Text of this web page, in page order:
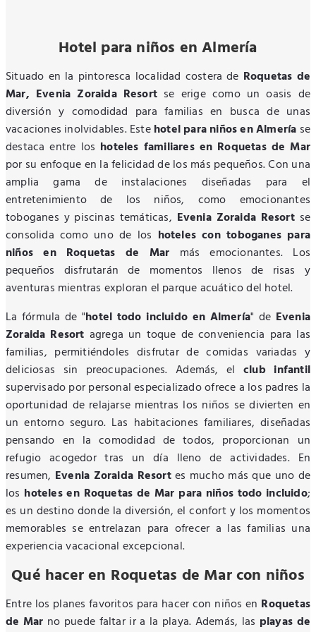
Hotel para niños en Almería
Situado en la pintoresca localidad costera de Roquetas de
Mar, Evenia Zoraida Resort se erige como un oasis de
diversión y comodidad para familias en busca de unas
vacaciones inolvidables. Estehotel para niños en Almería se
destaca entre los hoteles familiares en Roquetas de Mar
por su enfoque en la felicidad de los más pequeños. Con una
amplia gama de instalaciones diseñadas para el
entretenimiento de los niños, como emocionantes
toboganes y piscinas temáticas, Evenia Zoraida Resortse
consolida como uno de los hoteles con toboganes para
niños en Roquetas de Mar más emocionantes. Los
pequeños disfrutarán de momentos llenos de risas y
aventuras mientras exploran el parque acuático del hotel.
La fórmula de "hotel todo incluido en Almería" de Evenia
Zoraida Resort agrega un toque de conveniencia para las
familias, permitiéndoles disfrutar de comidas variadas y
deliciosas sin preocupaciones. Además, elclub infantil
supervisado por personal especializado ofrece a los padres la
oportunidad de relajarse mientras los niños se divierten en
un entorno seguro. Las habitaciones familiares, diseñadas
pensando en la comodidad de todos, proporcionan un
refugio acogedor tras un día lleno de actividades. En
resumen, Evenia Zoraida Resortes mucho más que uno de
los hoteles en Roquetas de Mar para niños todo incluido;
es un destino donde la diversión, el confort y los momentos
memorables se entrelazan para ofrecer a las familias una
experiencia vacacional excepcional.
Qué hacer en Roquetas de Mar con niños
Entre los planes favoritos para hacer con niños en Roquetas
de Mar no puede faltar ir a la playa. Además, las playas de